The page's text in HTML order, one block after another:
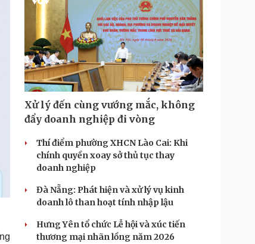
Xử lý đến cùng vướng mắc, không
đẩy doanh nghiệp đi vòng
Thí điểm phường XHCN Lào Cai: Khi
chính quyền xoay sở thủ tục thay
doanh nghiệp
Đà Nẵng: Phát hiện và xử lý vụ kinh
doanh lô than hoạt tính nhập lậu
Hưng Yên tổ chức Lễ hội và xúc tiến
thương mại nhãn lồng năm 2026